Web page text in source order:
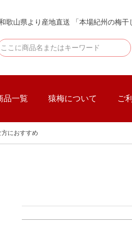
歌山県より産地直送 「本場紀州の梅干
品一覧 猿梅について ご
におすすめ